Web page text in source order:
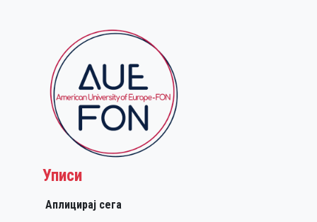
Уписи
Аплицирај сега